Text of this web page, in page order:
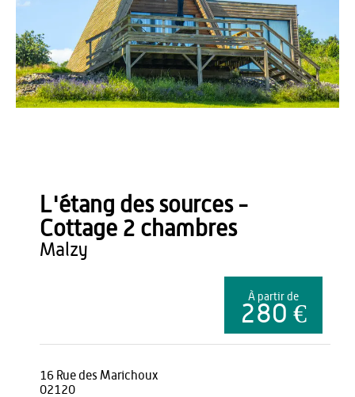
L'étang des sources de Malzy
L'étang des sources -
Cottage 2 chambres
malzy
À partir de
280 €
16 Rue des Marichoux
02120